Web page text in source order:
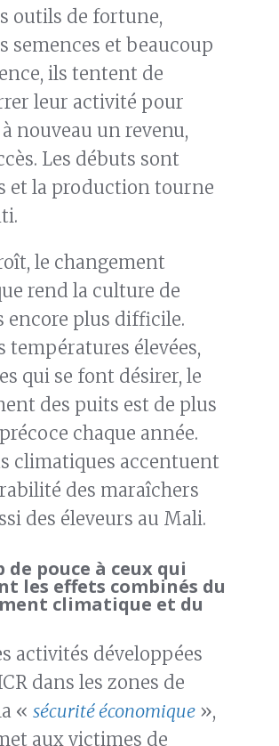
outils de fortune,
semences et beaucoup
ils tentent de
leur activité pour
nouveau un revenu,
Les débuts sont
et la production tourne
le changement
rend la culture de
encore plus difficile.
températures élevées,
qui se font désirer, le
des puits est de plus
chaque année.
climatiques accentuent
des maraîchers
des éleveurs au Mali.
de pouce à ceux qui
les effets combinés du
climatique et du
activités développées
dans les zones de
« sécurité économique »,
aux victimes de